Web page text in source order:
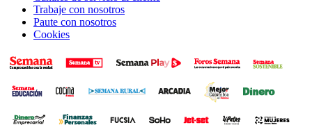
Trabaje con nosotros
Paute con nosotros
Cookies